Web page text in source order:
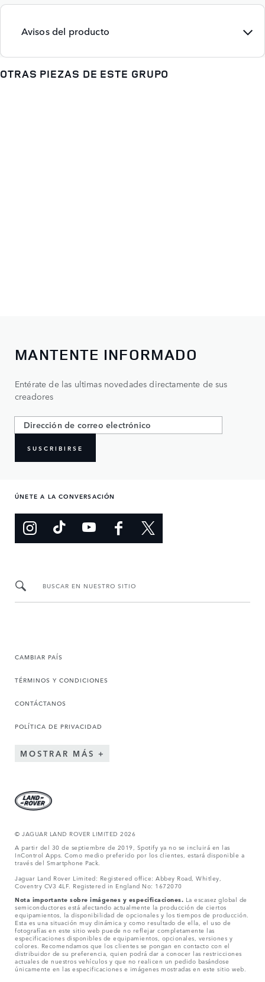
Avisos del producto
OTRAS PIEZAS DE ESTE GRUPO
MANTENTE INFORMADO
Entérate de las ultimas novedades directamente de sus
creadores
SUSCRIBIRSE
ÚNETE A LA CONVERSACIÓN
BUSCAR EN NUESTRO SITIO
CAMBIAR PAÍS
TÉRMINOS Y CONDICIONES
CONTÁCTANOS
POLÍTICA DE PRIVACIDAD
MOSTRAR MÁS
© JAGUAR LAND ROVER LIMITED 2026
A partir del 30 de septiembre de 2019, Spotify ya no se incluirá en las
InControl Apps. Como medio preferido por los clientes, estará disponible a
través del Smartphone Pack.
Jaguar Land Rover Limited: Registered office: Abbey Road, Whitley,
Coventry CV3 4LF. Registered in England No: 1672070
Nota importante sobre imágenes y especificaciones. La escasez global de
semiconductores está afectando actualmente la producción de ciertos
equipamientos, la disponibilidad de opcionales y los tiempos de producción.
Esta es una situación muy dinámica y como resultado de ella, el uso de
fotografías en este sitio web puede no reflejar completamente las
especificaciones disponibles de equipamientos, opcionales, versiones y
colores. Recomendamos que los clientes se pongan en contacto con el
distribuidor de su preferencia, quien podrá dar a conocer las restricciones
actuales de nuestros vehículos y que no realicen un pedido basándose
únicamente en las especificaciones e imágenes mostradas en este sitio web.